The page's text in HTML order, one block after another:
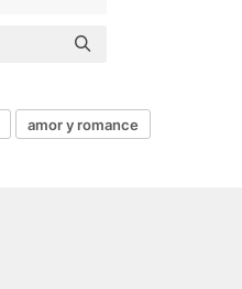
amor y romance